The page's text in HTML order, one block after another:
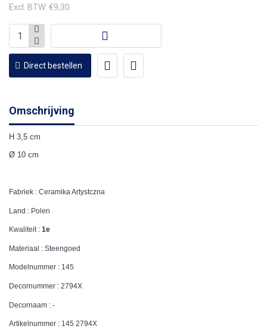
Excl. BTW: €9,30
Direct bestellen
Omschrijving
H 3,5 cm
Ø 10 cm
Fabriek : Ceramika Artystczna
Land : Polen
Kwaliteit : 1e
Materiaal : Steengoed
Modelnummer : 145
Decornummer : 2794X
Decornaam : -
Artikelnummer : 145 2794X